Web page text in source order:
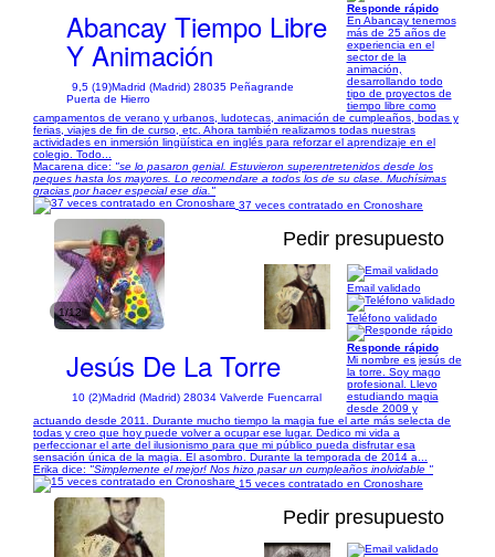
Abancay Tiempo Libre
Y Animación
9,5 (19)Madrid (Madrid) 28035 Peñagrande
Puerta de Hierro
Responde rápido
En Abancay tenemos
más de 25 años de
experiencia en el
sector de la
animación,
desarrollando todo
tipo de proyectos de
tiempo libre como
campamentos de verano y urbanos, ludotecas, animación de cumpleaños, bodas y
ferias, viajes de fin de curso, etc. Ahora también realizamos todas nuestras
actividades en inmersión lingüística en inglés para reforzar el aprendizaje en el
colegio. Todo...
Macarena dice: "se lo pasaron genial. Estuvieron superentretenidos desde los
peques hasta los mayores. Lo recomendare a todos los de su clase. Muchísimas
gracias por hacer especial ese dia."
37 veces contratado en Cronoshare
1/12
Pedir presupuesto
Jesús De La Torre
10 (2)Madrid (Madrid) 28034 Valverde Fuencarral
Email validado
Teléfono validado
Responde rápido
Mi nombre es jesús de
la torre. Soy mago
profesional. Llevo
estudiando magia
desde 2009 y
actuando desde 2011. Durante mucho tiempo la magia fue el arte más selecta de
todas y creo que hoy puede volver a ocupar ese lugar. Dedico mi vida a
perfeccionar el arte del ilusionismo para que mi público pueda disfrutar esa
sensación única de la magia. El asombro. Durante la temporada de 2014 a...
Erika dice: "Simplemente el mejor! Nos hizo pasar un cumpleaños inolvidable "
15 veces contratado en Cronoshare
Pedir presupuesto